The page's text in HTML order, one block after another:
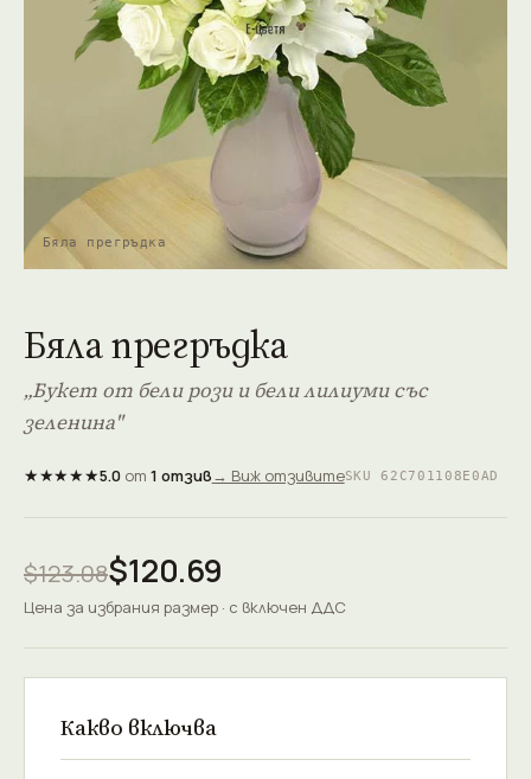
Бяла прегръдка
Бяла прегръдка
„Букет от бели рози и бели лилиуми със
зеленина"
★★★★★5.0от 1 отзив→ Виж отзивитеSKU 62C701108E0AD
$123.08$120.69
Цена за избрания размер · с включен ДДС
Какво включва